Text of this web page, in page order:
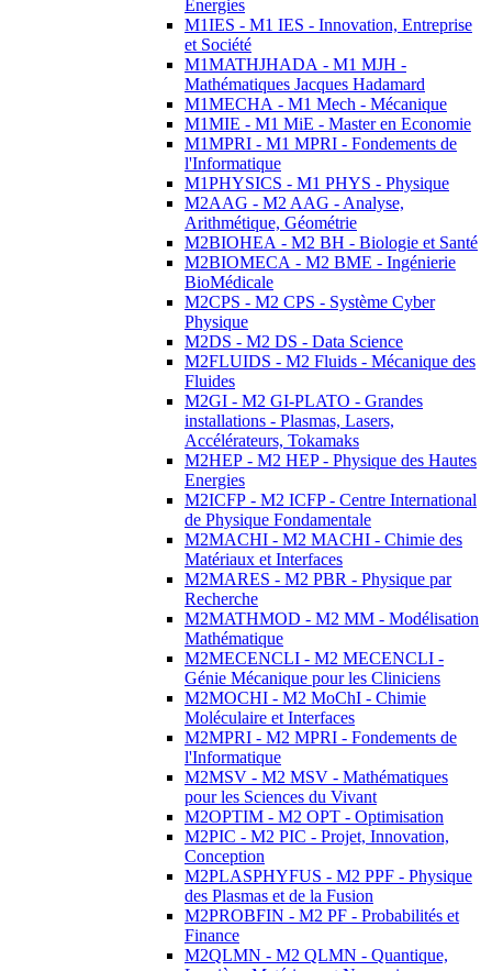
Energies
M1IES - M1 IES - Innovation, Entreprise
et Société
M1MATHJHADA - M1 MJH -
Mathématiques Jacques Hadamard
M1MECHA - M1 Mech - Mécanique
M1MIE - M1 MiE - Master en Economie
M1MPRI - M1 MPRI - Fondements de
l'Informatique
M1PHYSICS - M1 PHYS - Physique
M2AAG - M2 AAG - Analyse,
Arithmétique, Géométrie
M2BIOHEA - M2 BH - Biologie et Santé
M2BIOMECA - M2 BME - Ingénierie
BioMédicale
M2CPS - M2 CPS - Système Cyber
Physique
M2DS - M2 DS - Data Science
M2FLUIDS - M2 Fluids - Mécanique des
Fluides
M2GI - M2 GI-PLATO - Grandes
installations - Plasmas, Lasers,
Accélérateurs, Tokamaks
M2HEP - M2 HEP - Physique des Hautes
Energies
M2ICFP - M2 ICFP - Centre International
de Physique Fondamentale
M2MACHI - M2 MACHI - Chimie des
Matériaux et Interfaces
M2MARES - M2 PBR - Physique par
Recherche
M2MATHMOD - M2 MM - Modélisation
Mathématique
M2MECENCLI - M2 MECENCLI -
Génie Mécanique pour les Cliniciens
M2MOCHI - M2 MoChI - Chimie
Moléculaire et Interfaces
M2MPRI - M2 MPRI - Fondements de
l'Informatique
M2MSV - M2 MSV - Mathématiques
pour les Sciences du Vivant
M2OPTIM - M2 OPT - Optimisation
M2PIC - M2 PIC - Projet, Innovation,
Conception
M2PLASPHYFUS - M2 PPF - Physique
des Plasmas et de la Fusion
M2PROBFIN - M2 PF - Probabilités et
Finance
M2QLMN - M2 QLMN - Quantique,